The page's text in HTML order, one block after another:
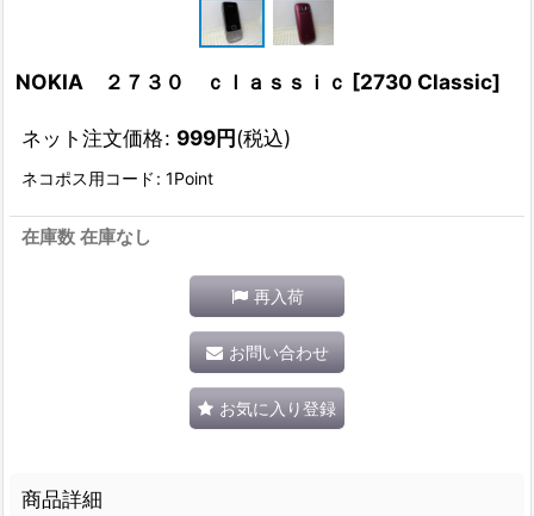
NOKIA ２７３０ ｃｌａｓｓｉｃ [2730 Classic]
ネット注文価格: 999円(税込)
ネコポス用コード : 1Point
在庫数 在庫なし
再入荷
お問い合わせ
お気に入り登録
商品詳細